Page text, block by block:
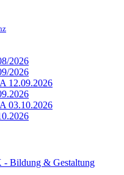
2026
2026
12.09.2026
03.10.2026